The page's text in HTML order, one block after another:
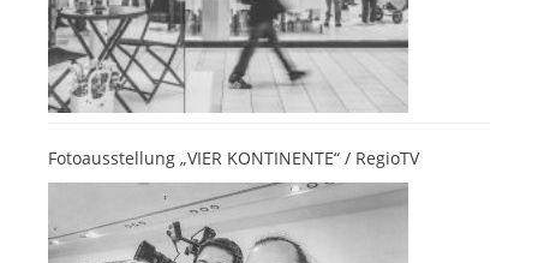
Fotoausstellung „VIER KONTINENTE“ / RegioTV